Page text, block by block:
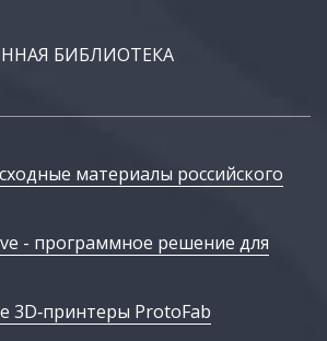
БИБЛИОТЕКА
материалы российского
- программное решение для
ProtoFab